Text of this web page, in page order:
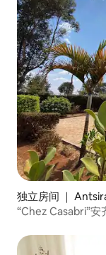
独立房间 ｜
“Chez Casabri”安